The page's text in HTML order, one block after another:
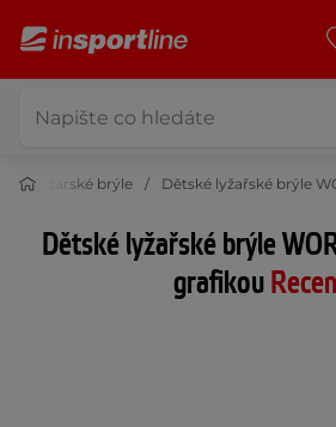
a lyžarské brýle Dětské lyžařské brýle
Dětské lyžařské brýle
grafikou